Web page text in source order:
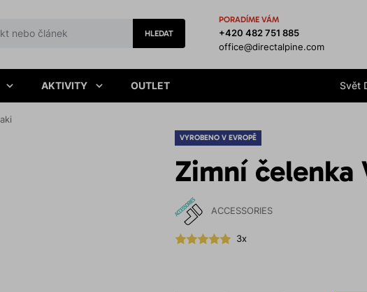
HLEDAT
PORADÍME VÁM
+420 482 751 885
office@directalpine.com
AKTIVITY OUTLET Svět
VYROBENO V EVROPĚ
Zimní čelenka
ACCESSORIES
3x